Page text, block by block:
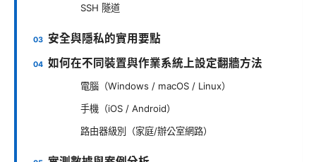
SSH 隧道
安全與隱私的實用要點
如何在不同裝置與作業系統上設定翻牆方法
電腦（Windows / macOS / Linux）
手機（iOS / Android）
路由器級別（家庭/辦公室網路）